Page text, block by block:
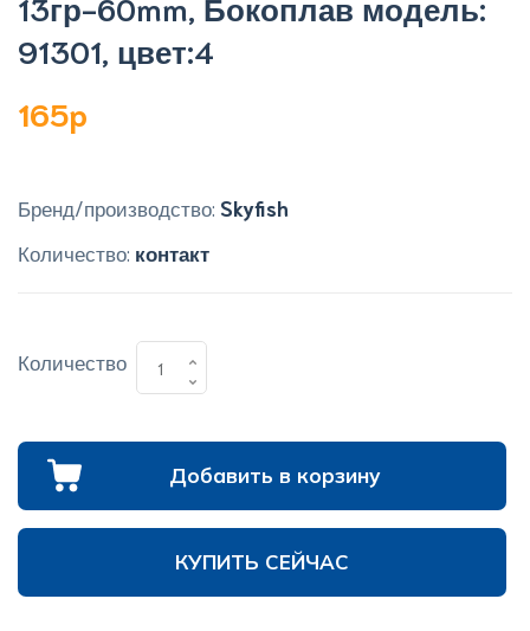
91301, цвет:4
165p
Бренд/производство: Skyfish
Количество: контакт
Количество
Добавить в корзину
КУПИТЬ СЕЙЧАС